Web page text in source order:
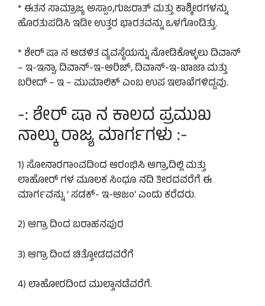
* ಈತನ ಸಾಮ್ರಾಜ್ಯ ಅಸ್ಸಾಂ,ಗುಜರಾತ್ ಮತ್ತು ಕಾಶ್ಮೀರಗಳನ್ನು
ಹೊರತುಪಡಿಸಿ ಇಡೀ ಉತ್ತರ ಭಾರತವನ್ನು ಒಳಗೊಂಡಿತ್ತು.
* ಶೇರ್ ಷಾ ನ ಆಡಳಿತ ವ್ಯವಸ್ಥೆಯನ್ನು ನೋಡಿಕೊಳ್ಳಲು ದಿವಾನ್
– ಇ-ಇನ್ಸಾ, ದಿವಾನ್-ಇ-ಆರಿಜ್, ದಿವಾನ್-ಇ-ಖಾಜಾ ಮತ್ತು
ಬರೀದ್ – ಇ – ಮುಮಾಲಿಕ್ ಎಂಬ ಉಪ ಇಲಾಖೆಗಳಿದ್ದವು.
-: ಶೇರ್ ಷಾ ನ ಕಾಲದ ಪ್ರಮುಖ
ನಾಲ್ಕು ರಾಜ್ಯ ಮಾರ್ಗಗಳು :-
1) ಸೋನಾರಗಾಂವದಿಂದ ಆರಂಭಿಸಿ ಆಗ್ರಾ,ದಿಲ್ಲಿ ಮತ್ತು
ಲಾಹೋರ್ ಗಳ ಮೂಲಕ ಸಿಂಧೂ ನದಿ ತೀರದವರೆಗೆ ಈ
ಮಾರ್ಗವನ್ನು ‘ ಸಡಕ್- ಇ-ಆಜಂ’ ಎಂದು ಕರೆದರು.
2) ಆಗ್ರಾ ದಿಂದ ಬರಾಹನಪುರ
3) ಆಗ್ರಾ ದಿಂದ ಚಿತ್ತೋಡದವರೆಗೆ
4) ಲಾಹೋರದಿಂದ ಮುಲ್ತಾನಡೆವರೆಗೆ.